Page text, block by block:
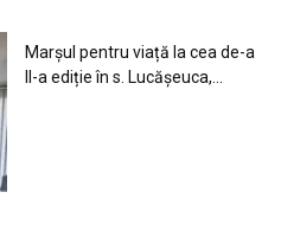
Marșul pentru viață la cea de-a
II-a ediție în s. Lucășeuca,...